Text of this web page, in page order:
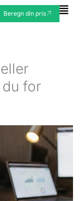
Beregn din pris
for